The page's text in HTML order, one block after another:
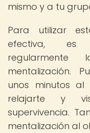
mismo y a tu
Para utilizar
efectiva, es
mentalización.
unos minutos
relajarte y
supervivencia.
mentalización al